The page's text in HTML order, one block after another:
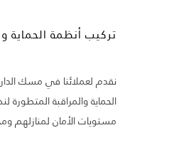
تركيب أنظمة الحماية
نقدم لعملائنا في مسك
الحماية والمراقبة
مستويات الأمان لمنازلهم